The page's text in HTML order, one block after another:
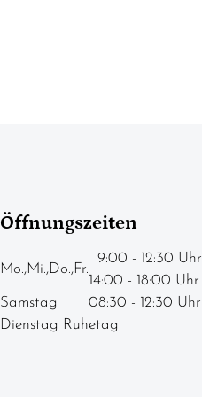
Öffnungszeiten
Mo.,Mi.,Do.,Fr.
9:00 - 12:30 Uhr
14:00 - 18:00 Uhr
Samstag
08:30 - 12:30 Uhr
Dienstag Ruhetag